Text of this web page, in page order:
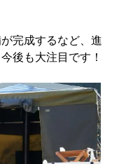
完成するなど、進
後も大注目です！